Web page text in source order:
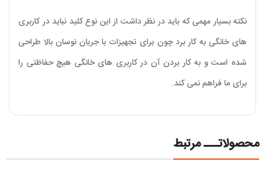
نکته بسیار مهمی که باید در نظر داشت از این نوع کلید نباید در کاربری
های خانگی به کار برد چون برای تجهیزات با جریان نوسان بالا طراحی
شده است و به کار بردن آن در کاربری های خانگی هیچ حفاظتی را
برای ما فراهم نمی کند.
محصولاتـــ مرتبط